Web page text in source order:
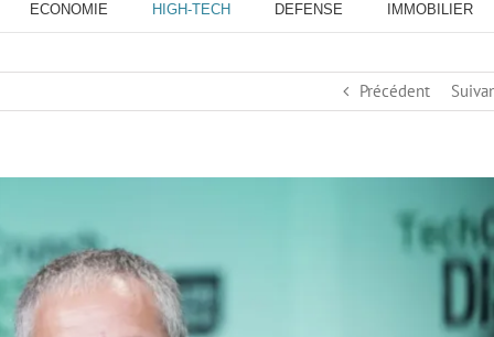
ECONOMIE HIGH-TECH DEFENSE IMMOBILIER
Précédent